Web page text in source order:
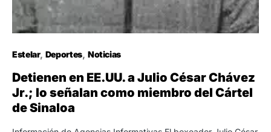
Estelar Deportes Noticias
Detienen en EE.UU. a Julio César Chávez
Jr.; lo señalan como miembro del Cártel
de Sinaloa